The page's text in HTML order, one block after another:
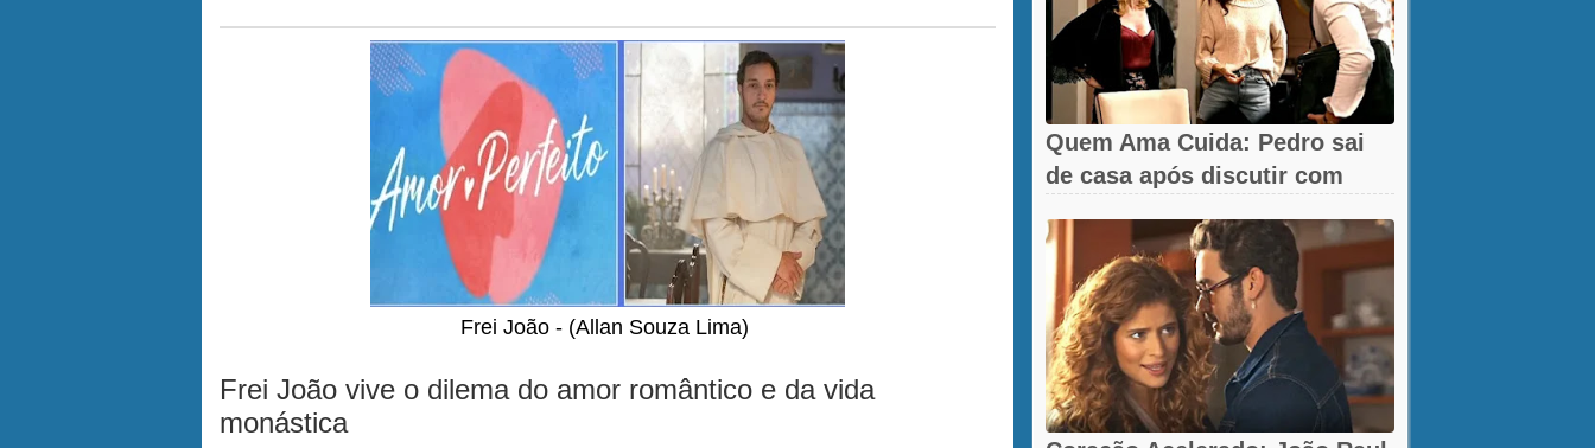
Frei João - (Allan Souza Lima)
Frei João vive o dilema do amor romântico e da vida
monástica
Quem Ama Cuida: Pedro sai
de casa após discutir com